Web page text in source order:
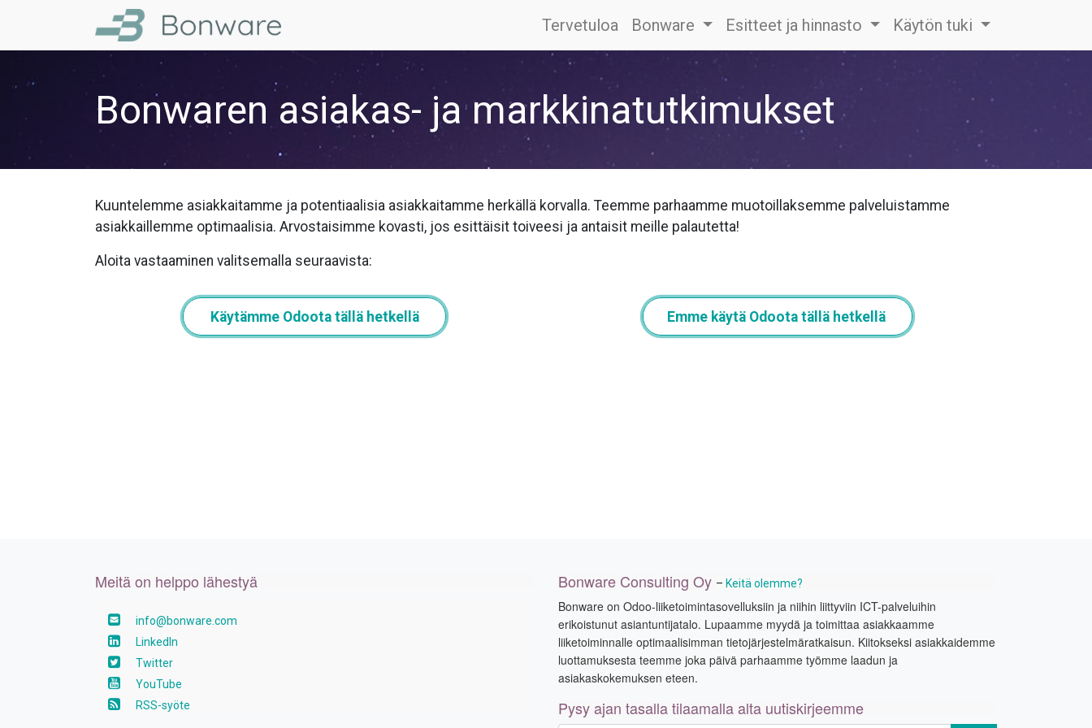
Tervetuloa Bonware Esitteet ja hinnasto Käytön tuki
Bonwaren asiakas- ja markkinatutkimukset
Kuuntelemme asiakkaitamme ja potentiaalisia asiakkaitamme herkällä korvalla. Teemme parhaamme muotoillaksemme palveluistamme
asiakkaillemme optimaalisia. Arvostaisimme kovasti, jos esittäisit toiveesi ja antaisit meille palautetta!
Aloita vastaaminen valitsemalla seuraavista:
Käytämme Odoota tällä hetkellä Emme käytä Odoota tällä hetkellä
Meitä on helppo lähestyä
info@bonware.com
LinkedIn
Twitter
YouTube
RSS-syöte
Bonware Consulting Oy – Keitä olemme?
Bonware on Odoo-liiketoimintasovelluksiin ja niihin liittyviin ICT-palveluihin
erikoistunut asiantuntijatalo. Lupaamme myydä ja toimittaa asiakkaamme
liiketoiminnalle optimaalisimman tietojärjestelmäratkaisun. Kiitokseksi asiakkaidemme
luottamuksesta teemme joka päivä parhaamme työmme laadun ja
asiakaskokemuksen eteen.
Pysy ajan tasalla tilaamalla alta uutiskirjeemme